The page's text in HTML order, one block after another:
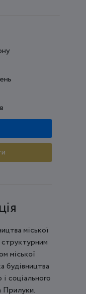
міської
міської
будівництва
соціального
Прилуки.